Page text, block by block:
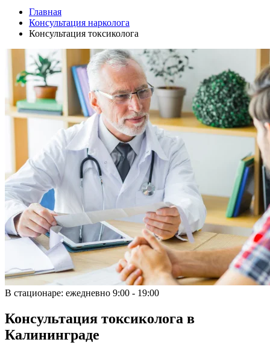
Главная
Консультация нарколога
Консультация токсиколога
В стационаре: ежедневно 9:00 - 19:00
Консультация токсиколога в
Калининграде